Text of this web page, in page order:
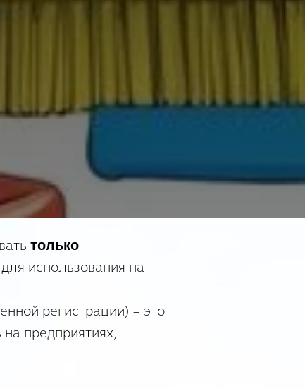
только
использования на
регистрации) – это
предприятиях,